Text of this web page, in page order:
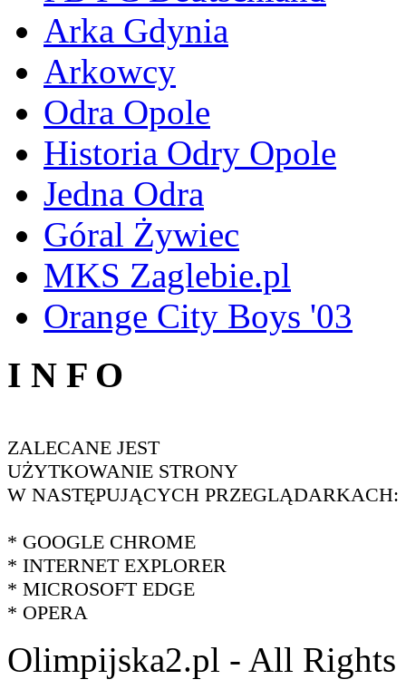
Arka Gdynia
Arkowcy
Odra Opole
Historia Odry Opole
Jedna Odra
Góral Żywiec
MKS Zaglebie.pl
Orange City Boys '03
I N F O
ZALECANE JEST
UŻYTKOWANIE STRONY
W NASTĘPUJĄCYCH PRZEGLĄDARKACH:
* GOOGLE CHROME
* INTERNET EXPLORER
* MICROSOFT EDGE
* OPERA
Olimpijska2.pl - All Rights